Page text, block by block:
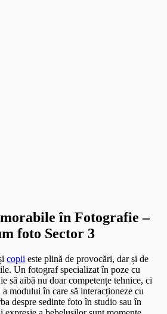
în Fotografie –
foto Sector 3
copii este plină de provocări, dar și de
Un fotograf specializat în poze cu
să aibă nu doar competențe tehnice, ci
modului în care să interacționeze cu
despre sedinte foto în studio sau în